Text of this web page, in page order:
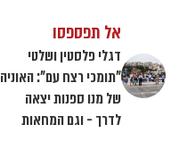
אל תפספסו
דגלי פלסטין ושלטי
"תומכי רצח עם": האוניה
של מנו ספנות יצאה
לדרך - וגם המחאות